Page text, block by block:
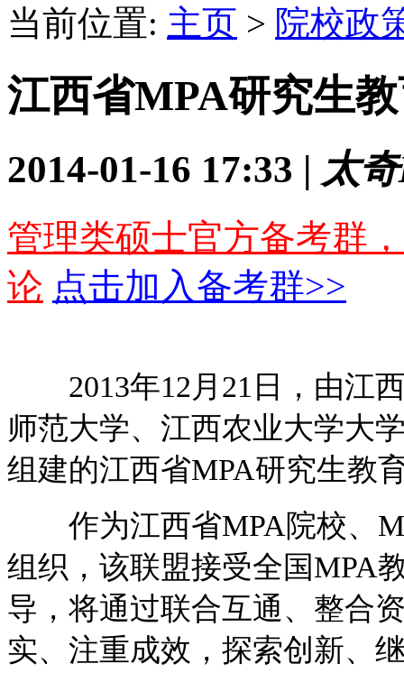
当前位置: 主页 > 院校政
江西省MPA研究生
2014-01-16 17:33 | 太
管理类硕士官方备考群
论 点击加入备考群>>
2013年12月21日，由江西
师范大学、江西农业大学大
组建的江西省MPA研究生教
作为江西省MPA院校、
组织，该联盟接受全国MPA
导，将通过联合互通、整合
实、注重成效，探索创新、